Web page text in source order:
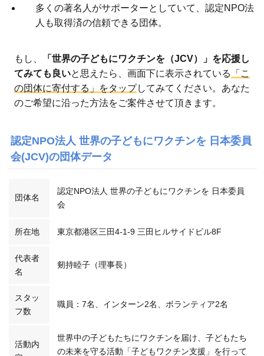
多くの著名人がサポーターとしていて、認定NPO法
人も取得済の信頼できる団体。
もし、
「世界の子どもにワクチンを（JCV）」を応援し
てみても良いと思えたら、画面下に表示されている
「こ
の団体に寄付する」をタップしてみてください。あなた
のご希望に沿った方法をご案件させて頂きます。
認定NPO法人 世界の子どもにワクチンを 日本委員
会(JCV)の団体データ
団体名
認定NPO法人 世界の子どもにワクチンを 日本委員
会
所在地 東京都港区三田4-1-9 三田ヒルサイドビル8F
代表者
名
剱持睦子（理事長）
スタッ
フ数
職員：7名、インターン2名、ボランティア2名
活動内
世界中の子どもたちにワクチンを届け、子どもたち
の未来を守る活動「子どもワクチン支援」を行って